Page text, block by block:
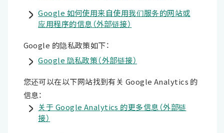
Google 如何使用来自使用我们服务的网站或
应用程序的信息（外部链接）
Google 的隐私政策如下：
Google 隐私政策（外部链接）
您还可以在以下网站找到有关 Google Analytics 的
信息：
关于 Google Analytics 的更多信息（外部链
接）